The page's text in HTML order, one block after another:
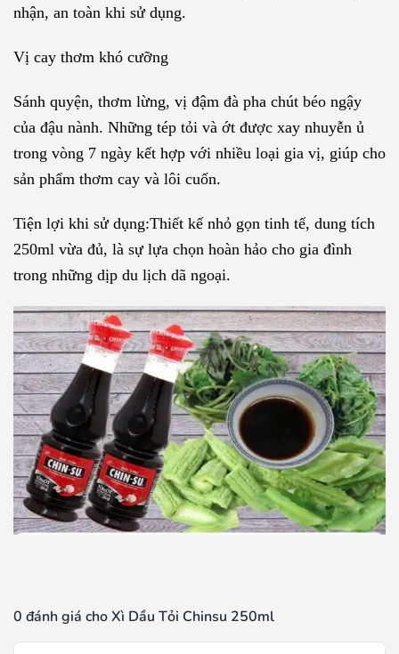
nhận, an toàn khi sử dụng.
Vị cay thơm khó cưỡng
Sánh quyện, thơm lừng, vị đậm đà pha chút béo ngậy
của đậu nành. Những tép tỏi và ớt được xay nhuyễn ủ
trong vòng 7 ngày kết hợp với nhiều loại gia vị, giúp cho
sản phẩm thơm cay và lôi cuốn.
Tiện lợi khi sử dụng:Thiết kế nhỏ gọn tinh tế, dung tích
250ml vừa đủ, là sự lựa chọn hoàn hảo cho gia đình
trong những dịp du lịch dã ngoại.
0 đánh giá cho Xì Dầu Tỏi Chinsu 250ml